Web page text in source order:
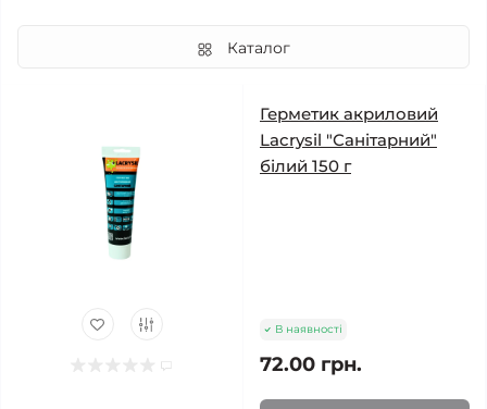
Каталог
Герметик акриловий
Lacrysil "Санітарний"
білий 150 г
В наявності
72.00 грн.